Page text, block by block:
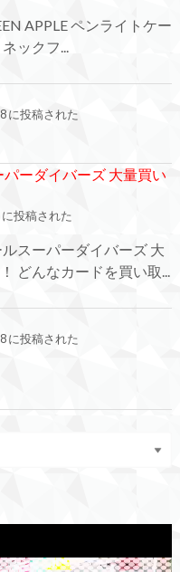
APPLE ペンライトケー
ックフ...
に投稿された
ーダイバーズ 大量買い
に投稿された
スーパーダイバーズ 大
どんなカードを買い取...
に投稿された